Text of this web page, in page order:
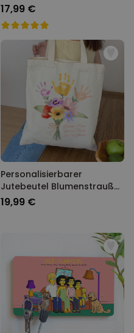
17,99 €
Personalisierbarer
Jutebeutel Blumenstrauß
mit Handabdruck
19,99 €